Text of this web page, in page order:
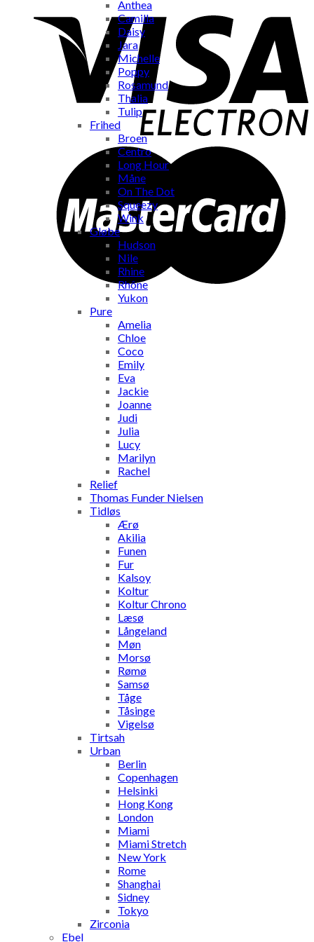
Anthea
Camilla
Daisy
Jara
Michelle
Poppy
Rosamund
Thalia
Tulip
Frihed
Broen
Centro
Long Hour
Måne
On The Dot
Squeezy
Wink
Gløbe
Hudson
Nile
Rhine
Rhône
Yukon
Pure
Amelia
Chloe
Coco
Emily
Eva
Jackie
Joanne
Judi
Julia
Lucy
Marilyn
Rachel
Relief
Thomas Funder Nielsen
Tidløs
Ærø
Akilia
Funen
Fur
Kalsoy
Koltur
Koltur Chrono
Læsø
Långeland
Møn
Morsø
Rømø
Samsø
Tåge
Tåsinge
Vigelsø
Tirtsah
Urban
Berlin
Copenhagen
Helsinki
Hong Kong
London
Miami
Miami Stretch
New York
Rome
Shanghai
Sidney
Tokyo
Zirconia
Ebel